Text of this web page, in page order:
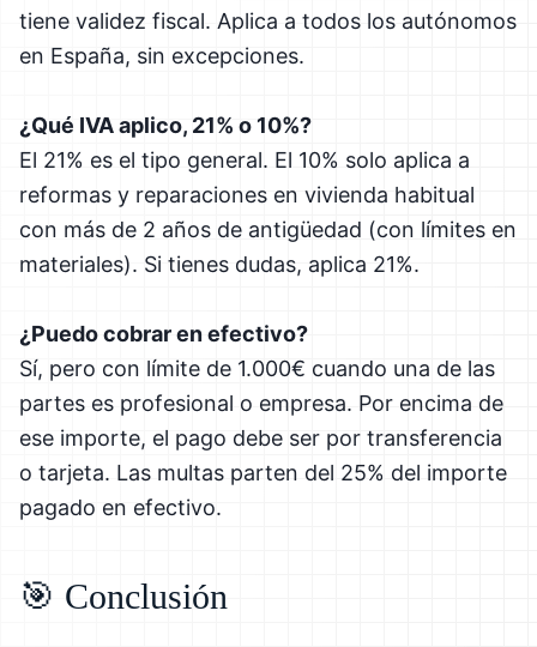
tiene validez fiscal. Aplica a todos los autónomos
en España, sin excepciones.
¿Qué IVA aplico, 21% o 10%?
El 21% es el tipo general. El 10% solo aplica a
reformas y reparaciones en vivienda habitual
con más de 2 años de antigüedad (con límites en
materiales). Si tienes dudas, aplica 21%.
¿Puedo cobrar en efectivo?
Sí, pero con límite de 1.000€ cuando una de las
partes es profesional o empresa. Por encima de
ese importe, el pago debe ser por transferencia
o tarjeta. Las multas parten del 25% del importe
pagado en efectivo.
🎯 Conclusión